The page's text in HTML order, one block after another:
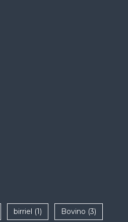
birriel (1) Bovino (3)